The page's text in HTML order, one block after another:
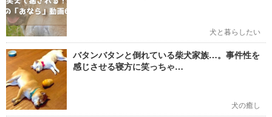
犬と暮らしたい
バタンバタンと倒れている柴犬家族…。事件性を
感じさせる寝方に笑っちゃ…
犬の癒し